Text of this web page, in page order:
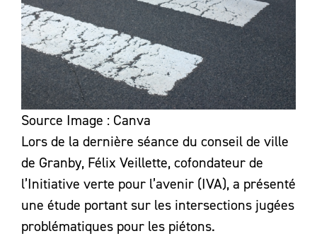
Source Image : Canva
Lors de la dernière séance du conseil de ville
de Granby, Félix Veillette, cofondateur de
l’Initiative verte pour l’avenir (IVA), a présenté
une étude portant sur les intersections jugées
problématiques pour les piétons.